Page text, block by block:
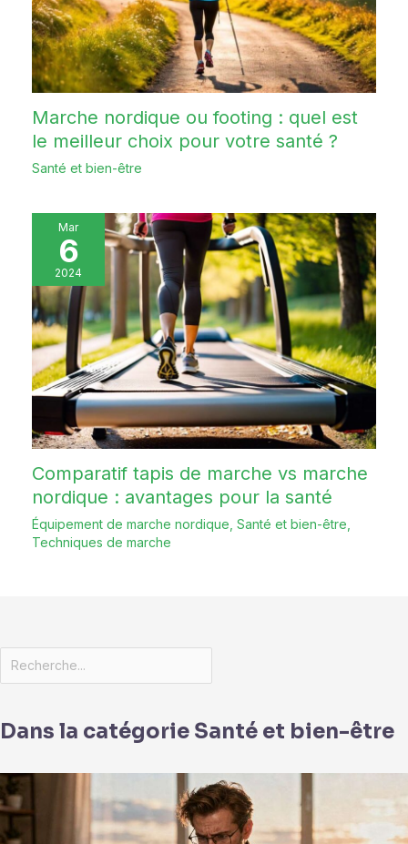
Marche nordique ou footing : quel est
le meilleur choix pour votre santé ?
Santé et bien-être
Mar
6
2024
Comparatif tapis de marche vs marche
nordique : avantages pour la santé
Équipement de marche nordique Santé et bien-être
Techniques de marche
Dans la catégorie Santé et bien-être